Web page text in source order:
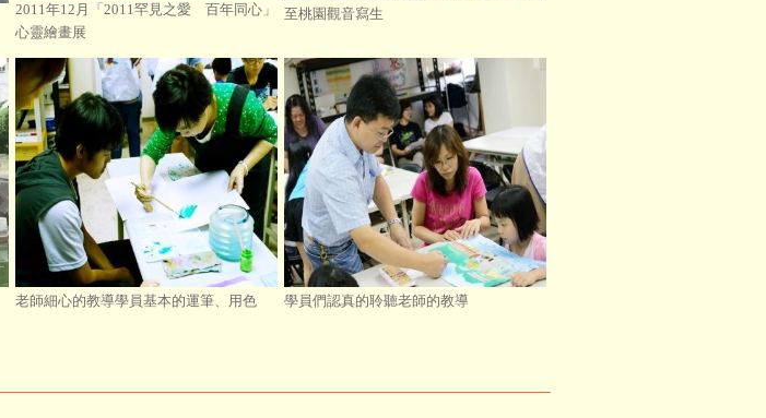
2011年12月「2011罕見之愛 百年同心」
心靈繪畫展
至桃園觀音寫生
老師細心的教導學員基本的運筆、用色 學員們認真的聆聽老師的教導